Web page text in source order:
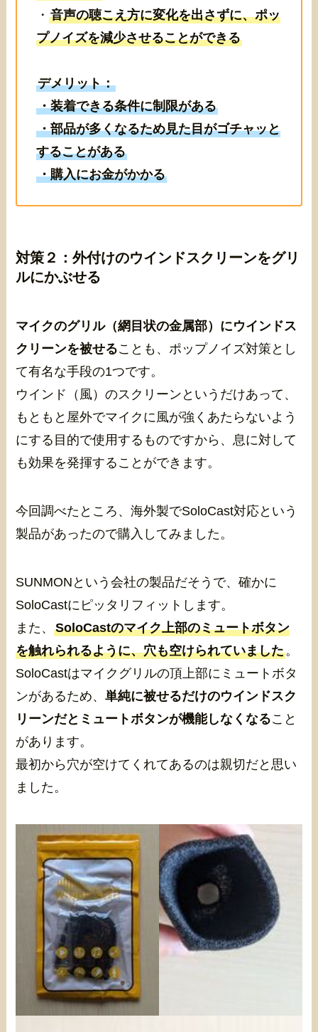
・音声の聴こえ方に変化を出さずに、ポッ
プノイズを減少させることができる
デメリット：
・装着できる条件に制限がある
・部品が多くなるため見た目がゴチャッと
することがある
・購入にお金がかかる
対策２：外付けのウインドスクリーンをグリ
ルにかぶせる
マイクのグリル（網目状の金属部）にウインドス
クリーンを被せることも、ポップノイズ対策とし
て有名な手段の1つです。
ウインド（風）のスクリーンというだけあって、
もともと屋外でマイクに風が強くあたらないよう
にする目的で使用するものですから、息に対して
も効果を発揮することができます。
今回調べたところ、海外製でSoloCast対応という
製品があったので購入してみました。
SUNMONという会社の製品だそうで、確かに
SoloCastにピッタリフィットします。
また、SoloCastのマイク上部のミュートボタン
を触れられるように、穴も空けられていました。
SoloCastはマイクグリルの頂上部にミュートボタ
ンがあるため、単純に被せるだけのウインドスク
リーンだとミュートボタンが機能しなくなること
があります。
最初から穴が空けてくれてあるのは親切だと思い
ました。